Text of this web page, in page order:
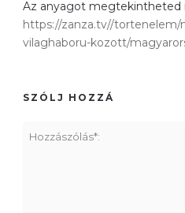
Az anyagot megtekintheted
https://zanza.tv//tortenelem/
vilaghaboru-kozott/
SZÓLJ HOZZÁ